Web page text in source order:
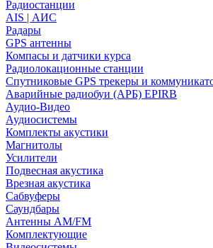
Радиостанции
AIS | АИС
Радары
GPS антенны
Компасы и датчики курса
Радиолокационные станции
Спутниковые GPS трекеры и
Аварийные радиобуи (АРБ) EPIRB
Аудио-Видео
Аудиосистемы
Комплекты акустики
Магнитолы
Усилители
Подвесная акустика
Врезная акустика
Сабвуферы
Саундбары
Антенны AM/FM
Комплектующие